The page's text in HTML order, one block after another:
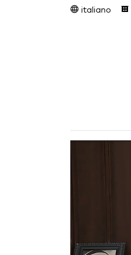
italiano